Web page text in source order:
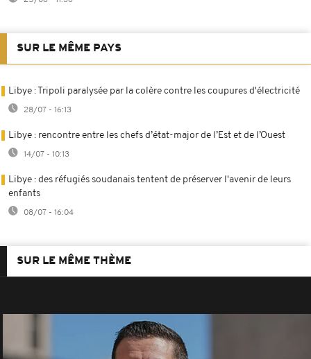
SUR LE MÊME PAYS
Libye : Tripoli paralysée par la colère contre les coupures d'électricité
28/07 - 16:13
Libye : rencontre entre les chefs d’état-major de l’Est et de l’Ouest
14/07 - 10:13
Libye : des réfugiés soudanais tentent de préserver l'avenir de leurs
enfants
08/07 - 16:04
SUR LE MÊME THÈME